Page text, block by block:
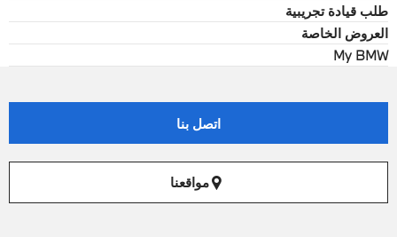
طلب قيادة تجريبية
العروض الخاصة
My BMW
اتصل بنا
مواقعنا